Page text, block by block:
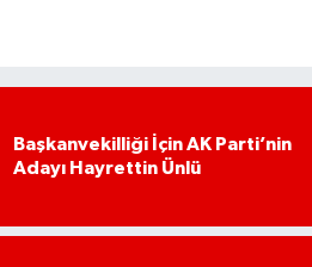
Başkanvekilliği İçin AK Parti’nin
Adayı Hayrettin Ünlü